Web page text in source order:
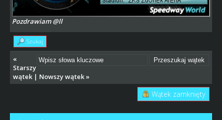
Pozdrawiam @ll
Szukaj
«
Starszy
wątek| Nowszy wątek»
Wątek zamknięty